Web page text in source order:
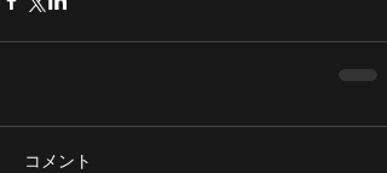
コメント